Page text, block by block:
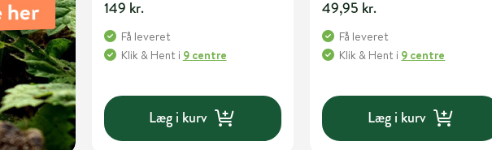
149 kr.
Få leveret
Klik & Hent i 9 centre
Læg i kurv
49,95 kr.
Få leveret
Klik & Hent i 9 centre
Læg i kurv